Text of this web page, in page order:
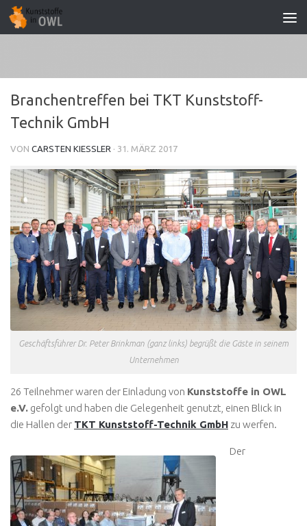
Zum Inhalt springen
Branchentreffen bei TKT Kunststoff-
Technik GmbH
VON CARSTEN KIESSLER · 31. MÄRZ 2017
Geschäftsführer Dr. Peter Brinkman (ganz links) begrüßt die Gäste in seinem
Unternehmen
26 Teilnehmer waren der Einladung von Kunststoffe in OWL
e.V. gefolgt und haben die Gelegenheit genutzt, einen Blick in
die Hallen der TKT Kunststoff-Technik GmbH zu werfen.
Der